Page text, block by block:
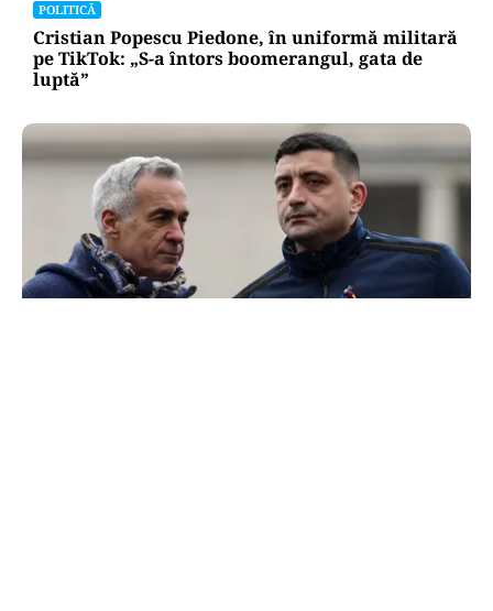
POLITICĂ
Cristian Popescu Piedone, în uniformă militară
pe TikTok: „S-a întors boomerangul, gata de
luptă”